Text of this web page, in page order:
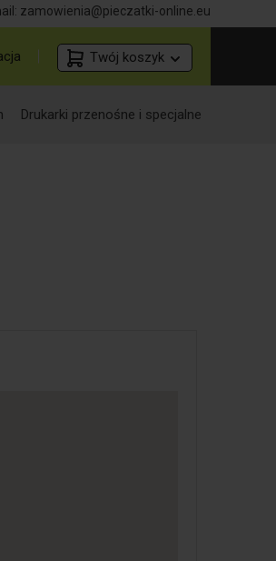
zamowienia@pieczatki-online.eu
Twój koszyk
Drukarki przenośne i specjalne